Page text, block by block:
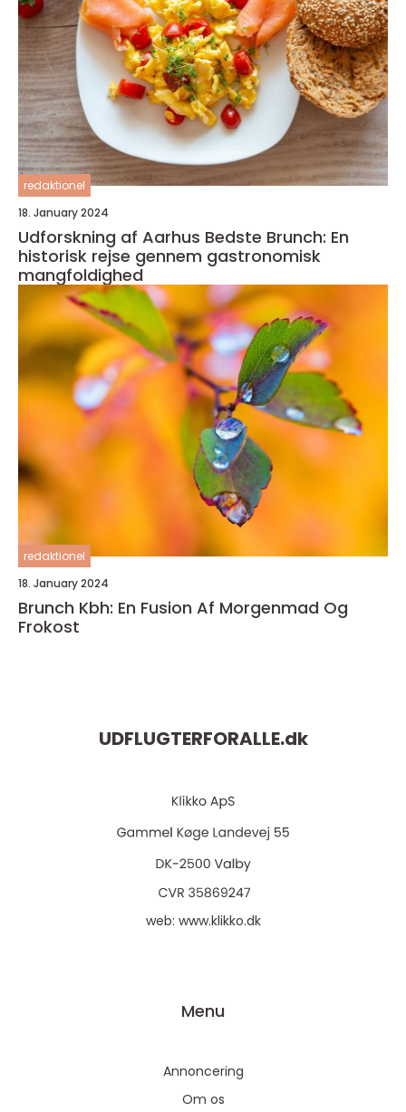
redaktionel
18. January 2024
Udforskning af Aarhus Bedste Brunch: En
historisk rejse gennem gastronomisk
mangfoldighed
redaktionel
18. January 2024
Brunch Kbh: En Fusion Af Morgenmad Og
Frokost
UDFLUGTERFORALLE.dk
web: www.klikko.dk
Menu
Annoncering
Om os